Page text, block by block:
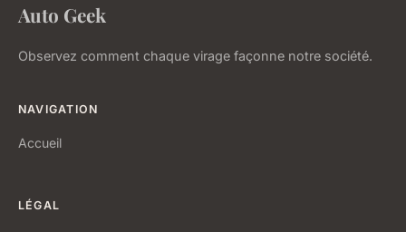
Auto Geek
Observez comment chaque virage façonne notre société.
NAVIGATION
Accueil
LÉGAL